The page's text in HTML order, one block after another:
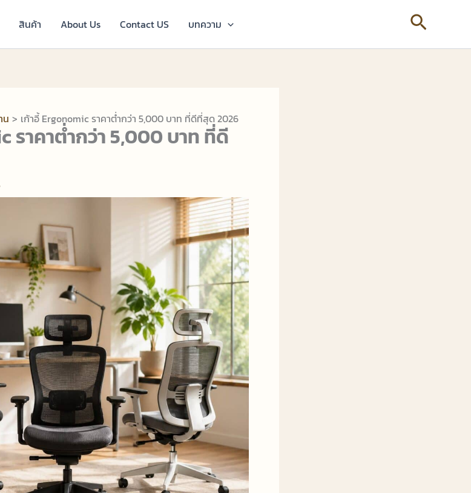
สินค้า About Us Contact US บทความ Search
น เก้าอี้ Ergonomic ราคาต่ำกว่า 5,000 บาท ที่ดีที่สุด 2026
ราคาต่ำกว่า 5,000 บาท ที่ดี